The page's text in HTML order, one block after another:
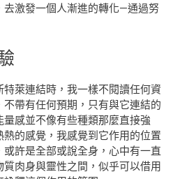
去激發一個人漸進的轉化—通過努
特萊連結時，我一樣不閱讀任何資
帶有任何預期，只有與它連結的
量感並不像有些種類那麼直接強
熱的感覺，我感覺到它作用的位置
許是全部或說全身，心中有一直
肉身與靈性之間，似乎可以借用